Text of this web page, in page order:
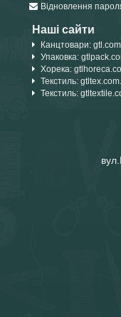
Відновлення
Наші сайти
Канцтовари:
Упаковка:
Хорека:
Текстиль:
Текстиль: